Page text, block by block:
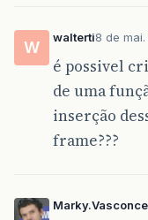
W
walterti8 de
é possivel
de uma
inserção
frame???